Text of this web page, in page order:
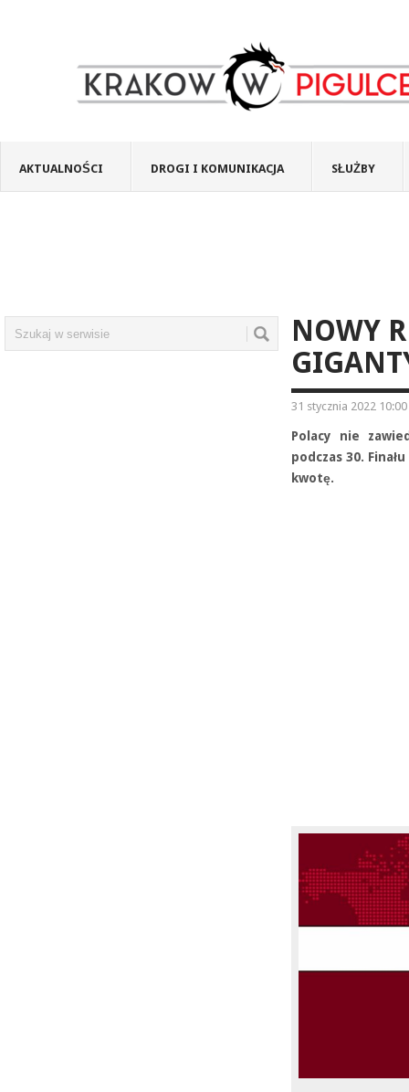
AKTUALNOŚCI DROGI I KOMUNIKACJA SŁUŻBY
NOWY
31 stycznia 2022 10:00
Polacy nie
podczas 30.
kwotę.